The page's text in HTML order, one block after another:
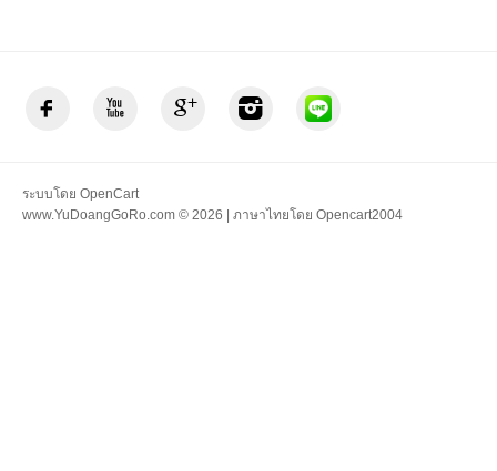
ระบบโดย OpenCart
www.YuDoangGoRo.com © 2026 | ภาษาไทยโดย Opencart2004